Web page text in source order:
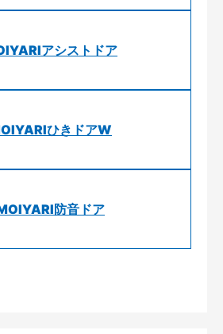
アシストドア
ひきドアW
防音ドア